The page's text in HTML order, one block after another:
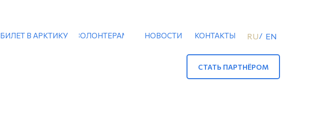
СТАТЬ ПАРТНЁРОМ
ВОЛОНТЕРАМ RU EN
/
НОВОСТИ КОНТАКТЫ
БИЛЕТ В АРКТИКУ